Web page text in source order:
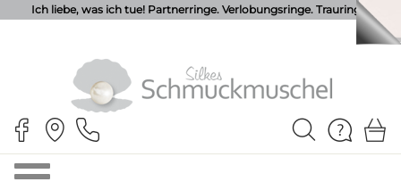
Ich liebe, was ich tue! Partnerringe. Verlobungsringe. Trauringe.